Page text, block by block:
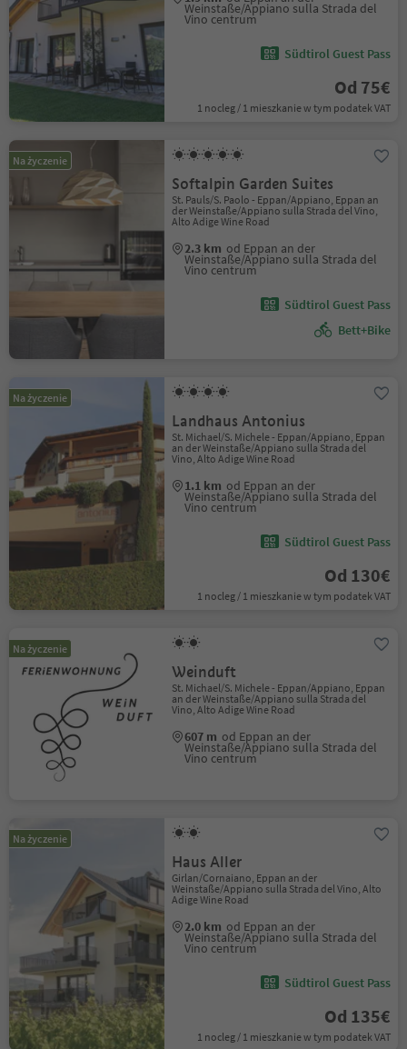
Weinstaße/Appiano sulla Strada del
Vino centrum
Südtirol Guest Pass
Od 75€
1 nocleg / 1 mieszkanie w tym podatek VAT
Na życzenie
Softalpin Garden Suites
St. Pauls/S. Paolo - Eppan/Appiano, Eppan an
der Weinstaße/Appiano sulla Strada del Vino,
Alto Adige Wine Road
2.3 km od Eppan an der
Weinstaße/Appiano sulla Strada del
Vino centrum
Südtirol Guest Pass
Bett+Bike
Na życzenie
Landhaus Antonius
St. Michael/S. Michele - Eppan/Appiano, Eppan
an der Weinstaße/Appiano sulla Strada del
Vino, Alto Adige Wine Road
1.1 km od Eppan an der
Weinstaße/Appiano sulla Strada del
Vino centrum
Südtirol Guest Pass
Od 130€
1 nocleg / 1 mieszkanie w tym podatek VAT
Na życzenie
Weinduft
St. Michael/S. Michele - Eppan/Appiano, Eppan
an der Weinstaße/Appiano sulla Strada del
Vino, Alto Adige Wine Road
607 m od Eppan an der
Weinstaße/Appiano sulla Strada del
Vino centrum
Na życzenie
Haus Aller
Girlan/Cornaiano, Eppan an der
Weinstaße/Appiano sulla Strada del Vino, Alto
Adige Wine Road
2.0 km od Eppan an der
Weinstaße/Appiano sulla Strada del
Vino centrum
Südtirol Guest Pass
Od 135€
1 nocleg / 1 mieszkanie w tym podatek VAT